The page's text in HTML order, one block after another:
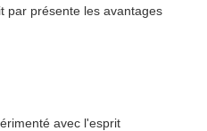
par présente les avantages
avec l'esprit